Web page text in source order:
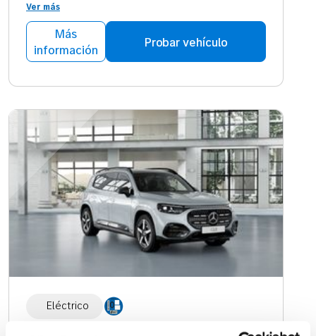
Ver más
Más
información
Probar vehículo
Eléctrico